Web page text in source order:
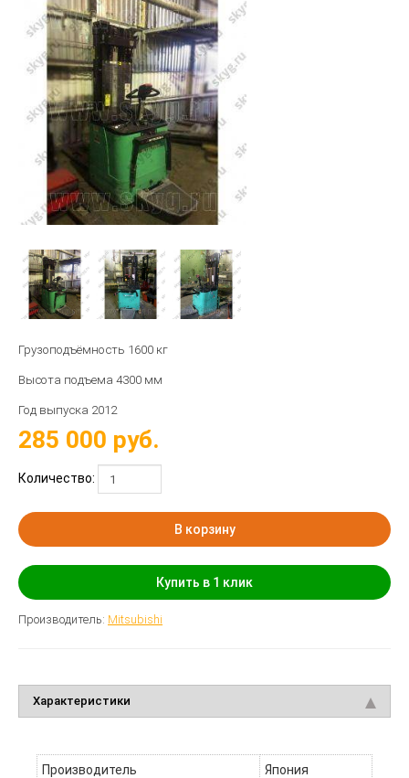
Грузоподъёмность 1600 кг
Высота подъема 4300 мм
Год выпуска 2012
285 000 руб.
Количество:
В корзину
Купить в 1 клик
Производитель: Mitsubishi
Характеристики
Производитель Япония